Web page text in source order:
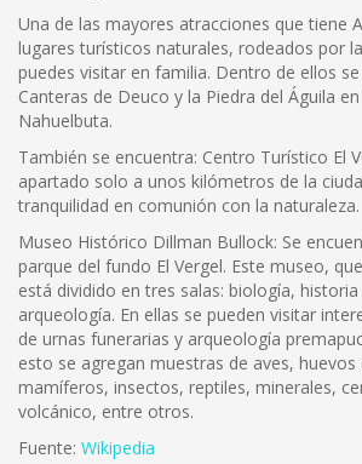
Una de las mayores atracciones que tiene
lugares turísticos naturales, rodeados por
puedes visitar en familia. Dentro de ellos
Canteras de Deuco y la Piedra del Águila
Nahuelbuta.
También se encuentra: Centro Turístico El
apartado solo a unos kilómetros de la
tranquilidad en comunión con la naturaleza.
Museo Histórico Dillman Bullock: Se
parque del fundo El Vergel. Este museo,
está dividido en tres salas: biología,
arqueología. En ellas se pueden visitar
de urnas funerarias y arqueología
esto se agregan muestras de aves,
mamíferos, insectos, reptiles, minerales,
volcánico, entre otros.
Fuente: Wikipedia